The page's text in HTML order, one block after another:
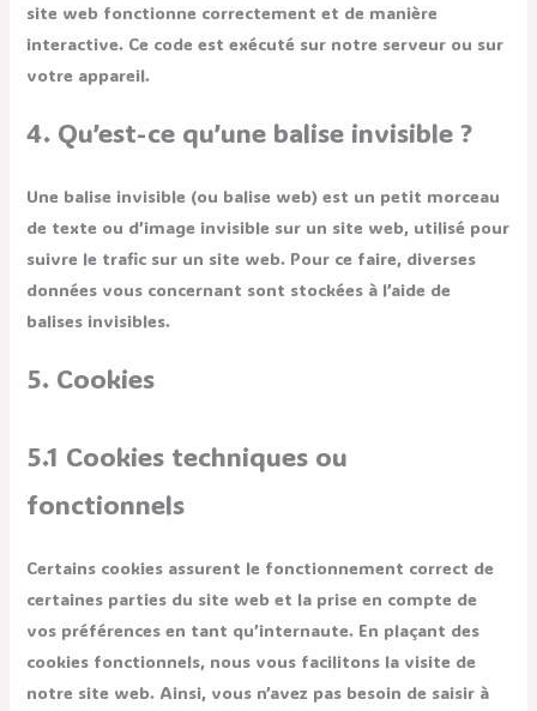
site web fonctionne correctement et de manière
interactive. Ce code est exécuté sur notre serveur ou sur
votre appareil.
4. Qu’est-ce qu’une balise invisible ?
Une balise invisible (ou balise web) est un petit morceau
de texte ou d’image invisible sur un site web, utilisé pour
suivre le trafic sur un site web. Pour ce faire, diverses
données vous concernant sont stockées à l’aide de
balises invisibles.
5. Cookies
5.1 Cookies techniques ou
fonctionnels
Certains cookies assurent le fonctionnement correct de
certaines parties du site web et la prise en compte de
vos préférences en tant qu’internaute. En plaçant des
cookies fonctionnels, nous vous facilitons la visite de
notre site web. Ainsi, vous n’avez pas besoin de saisir à